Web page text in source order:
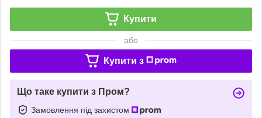
Купити
або
Купити з
Що таке купити з Пром?
Замовлення під захистом